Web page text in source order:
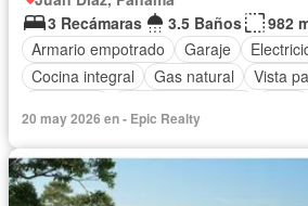
3 Recámaras
3.5 Baños
982
Armario empotrado
Garaje
Cocina integral
Gas natural
Vista
20 may 2026 en - Epic Realty